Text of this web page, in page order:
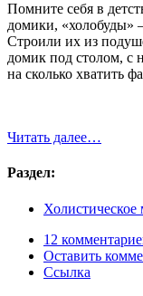
Помните себя в
домики, «холобуды»
Строили их из
домик под столом, с
на сколько хватить
Читать далее…
Раздел:
Холистическое
12
Оставить
Ссылка